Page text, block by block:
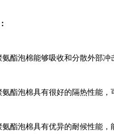
酯泡棉能够吸收和分散外部
酯泡棉具有很好的隔热性能
酯泡棉具有优异的耐候性能